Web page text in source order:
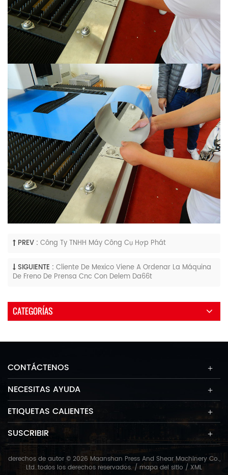
PREV : Công Ty TNHH Máy Công Cụ Hợp Phát
SIGUIENTE : Cliente De Mexico Viene A Ordenar La Máquina
De Freno De Prensa Cnc Con Delem Da66t
CATEGORÍAS
CONTÁCTENOS
NECESITAS AYUDA
ETIQUETAS CALIENTES
SUSCRIBIR
derechos de autor © 2026 Maanshan Press And Shear Machinery Co.,
Ltd..todos los derechos reservados. /mapa del sitio / XML